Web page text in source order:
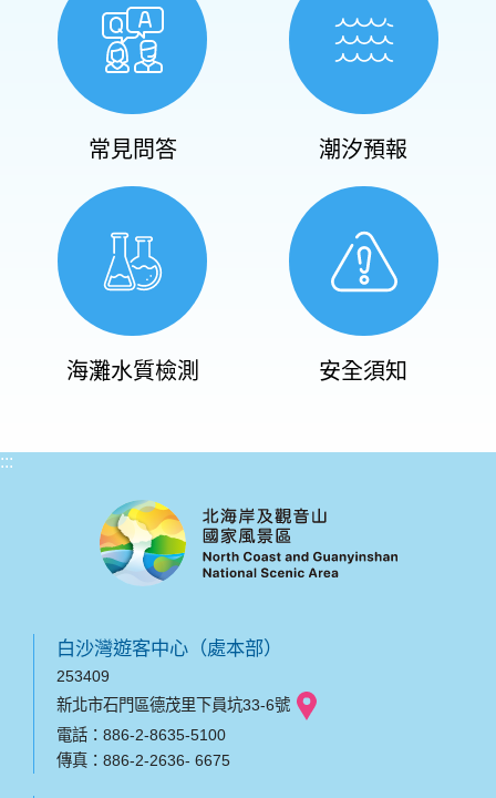
常見問答 潮汐預報
海灘水質檢測 安全須知
:::
白沙灣遊客中心（處本部）
253409
新北市石門區德茂里下員坑33-6號
電話：886-2-8635-5100
傳真：886-2-2636- 6675